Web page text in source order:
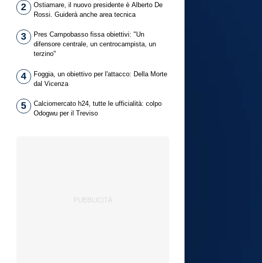
2
Ostiamare, il nuovo presidente è Alberto De
Rossi. Guiderà anche area tecnica
3
Pres Campobasso fissa obiettivi: "Un
difensore centrale, un centrocampista, un
terzino"
4
Foggia, un obiettivo per l'attacco: Della Morte
dal Vicenza
5
Calciomercato h24, tutte le ufficialità: colpo
Odogwu per il Treviso